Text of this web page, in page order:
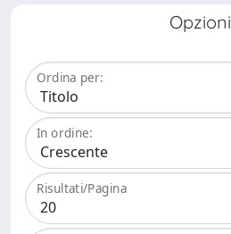
Opzioni
Ordina per:
In ordine:
Risultati/Pagina